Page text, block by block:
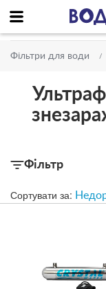
Фільтри для води
Фільтр
Сортувати за: